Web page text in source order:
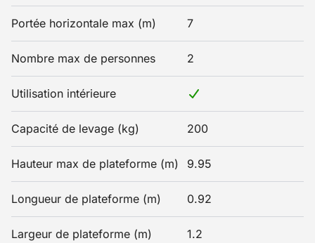
Portée horizontale max (m) 7
Nombre max de personnes 2
Utilisation intérieure
Capacité de levage (kg) 200
Hauteur max de plateforme (m) 9.95
Longueur de plateforme (m) 0.92
Largeur de plateforme (m) 1.2